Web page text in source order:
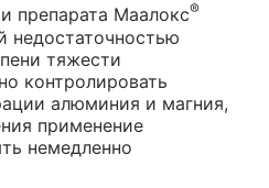
препарата Маалокс®
недостаточностью
тяжести
контролировать
алюминия и магния,
применение
немедленно